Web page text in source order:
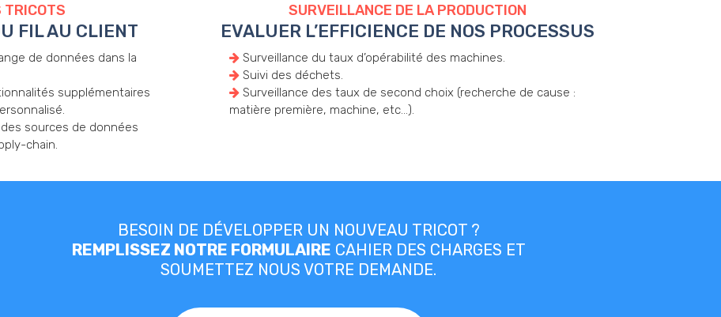
TRICOTS
FIL AU CLIENT
de données dans la
supplémentaires
sources de données
chain.
SURVEILLANCE DE LA PRODUCTION
EVALUER L’EFFICIENCE DE NOS PROCESSUS
Surveillance du taux d’opérabilité des machines.
Suivi des déchets.
Surveillance des taux de second choix (recherche de cause :
matière première, machine, etc…).
BESOIN DE DÉVELOPPER UN NOUVEAU TRICOT ?
REMPLISSEZ NOTRE FORMULAIRE CAHIER DES CHARGES ET
SOUMETTEZ NOUS VOTRE DEMANDE.